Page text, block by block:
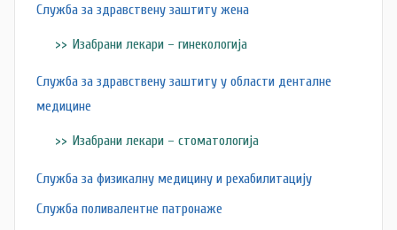
Служба за здравствену заштиту жена
Изабрани лекари – гинекологија
Служба за здравствену заштиту у области денталне
медицине
Изабрани лекари – стоматологија
Служба за физикалну медицину и рехабилитацију
Служба поливалентне патронаже